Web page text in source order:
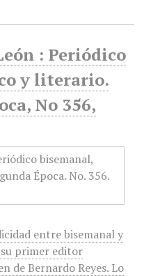
: Periódico
y literario.
No 356,
entre bisemanal y
su primer editor
de Bernardo Reyes. Lo